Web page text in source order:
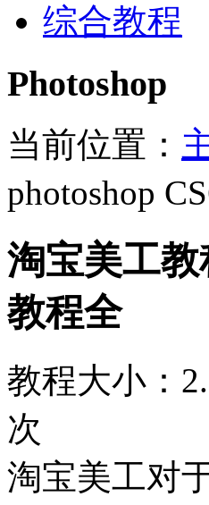
综合教程
Photoshop
当前位置：
photoshop
淘宝美工教
教程全
教程大小：
次
淘宝美工对